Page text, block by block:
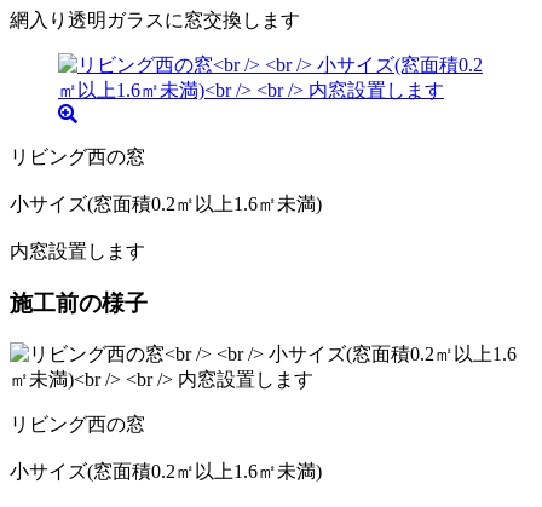
網入り透明ガラスに窓交換します
リビング西の窓
小サイズ(窓面積0.2㎡以上1.6㎡未満)
内窓設置します
施工前の様子
リビング西の窓
小サイズ(窓面積0.2㎡以上1.6㎡未満)